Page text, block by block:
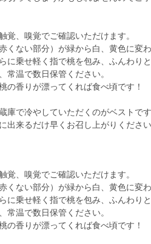
覚、嗅覚でご確認いただけます。
くない部分）が緑から白、黄色に変
に乗せ軽く指で桃を包み、ふんわり
常温で数日保管ください。
の香りが漂ってくれば食べ頃です！
庫で冷やしていただくのがベストで
出来るだけ早くお召し上がりください
覚、嗅覚でご確認いただけます。
くない部分）が緑から白、黄色に変
に乗せ軽く指で桃を包み、ふんわり
常温で数日保管ください。
の香りが漂ってくれば食べ頃です！